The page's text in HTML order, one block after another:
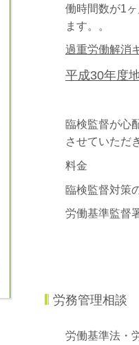
働時間数が1
ます。。
過重労働解消
平成30年度
臨検監督が心
させていただ
料金
臨検監督対
労働基準監
労務管理相談
労働基準法・